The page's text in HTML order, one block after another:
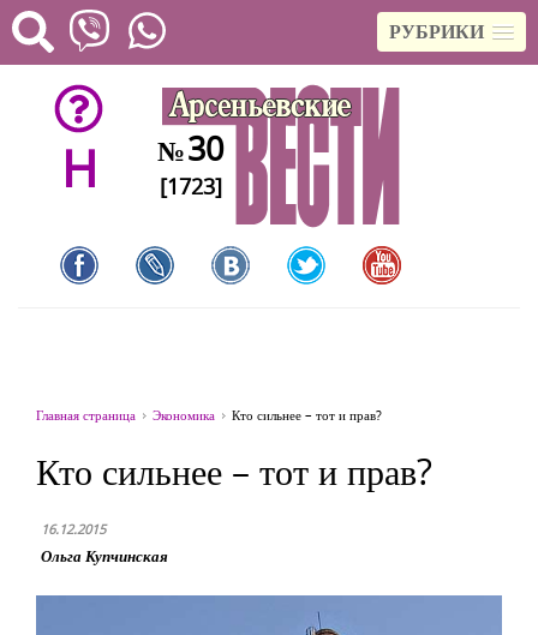
РУБРИКИ
H №30
[1723]
Главная страница Экономика Кто сильнее – тот и прав?
Кто сильнее – тот и прав?
16.12.2015
Ольга Купчинская